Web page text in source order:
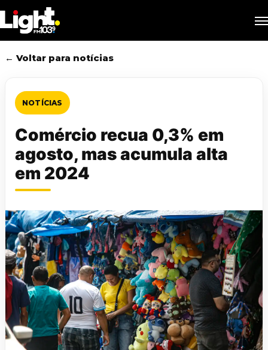
to
main
content
← Voltar para notícias
NOTÍCIAS
Comércio recua 0,3% em
agosto, mas acumula alta
em 2024